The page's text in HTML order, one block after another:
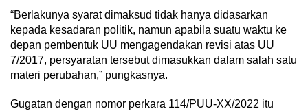
“Berlakunya syarat dimaksud tidak hanya didasarkan
kepada kesadaran politik, namun apabila suatu waktu ke
depan pembentuk UU mengagendakan revisi atas UU
7/2017, persyaratan tersebut dimasukkan dalam salah satu
materi perubahan,” pungkasnya.
Gugatan dengan nomor perkara 114/PUU-XX/2022 itu